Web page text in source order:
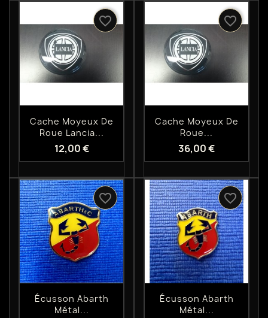
Aperçu rapide
Cache Moyeux De
Roue Lancia...
12,00 €
favorite_border
Aperçu rapide
Cache Moyeux De
Roue...
36,00 €
favorite_border
Aperçu rapide
Écusson Abarth
Métal...
favorite_border
Aperçu rapide
Écusson Abarth
Métal...
favorite_border